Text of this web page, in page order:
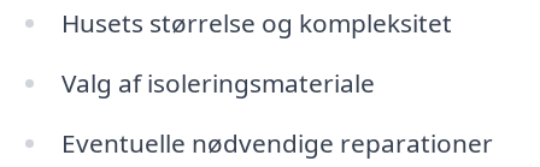
Husets størrelse og kompleksitet
Valg af isoleringsmateriale
Eventuelle nødvendige reparationer